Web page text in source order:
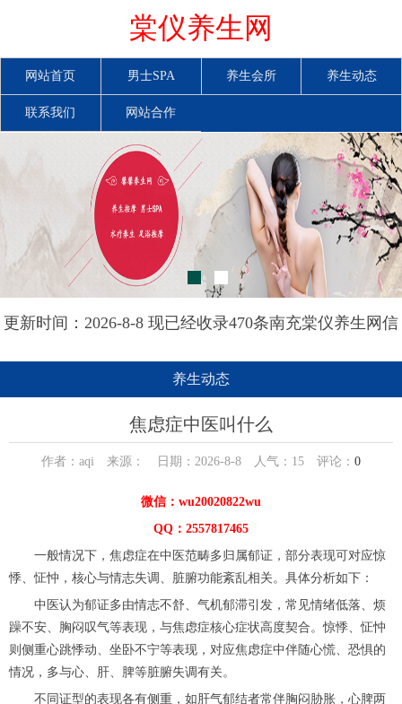
棠仪养生网
网站首页 男士SPA 养生会所 养生动态
联系我们 网站合作
更新时间：2026-8-8 现已经收录470条南充棠仪养生网信
养生动态
焦虑症中医叫什么
作者：aqi 来源： 日期：2026-8-8 人气： 15 评论： 0
微信：wu20020822wu
QQ：2557817465
一般情况下，焦虑症在中医范畴多归属郁证，部分表现可对应惊
悸、怔忡，核心与情志失调、脏腑功能紊乱相关。具体分析如下：
中医认为郁证多由情志不舒、气机郁滞引发，常见情绪低落、烦
躁不安、胸闷叹气等表现，与焦虑症核心症状高度契合。惊悸、怔忡
则侧重心跳悸动、坐卧不宁等表现，对应焦虑症中伴随心慌、恐惧的
情况，多与心、肝、脾等脏腑失调有关。
不同证型的表现各有侧重，如肝气郁结者常伴胸闷胁胀，心脾两